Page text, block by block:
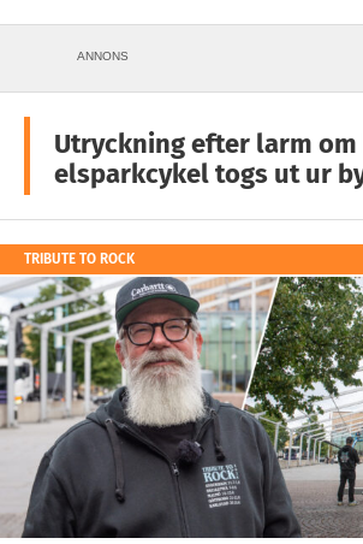
ANNONS
Utryckning efter larm om
elsparkcykel togs ut ur
TRIBUTE TO ROCK